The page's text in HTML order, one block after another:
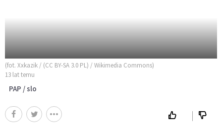
(fot. Xxkazik / (CC BY-SA 3.0 PL) / Wikimedia Commons)
13 lat temu
PAP / slo